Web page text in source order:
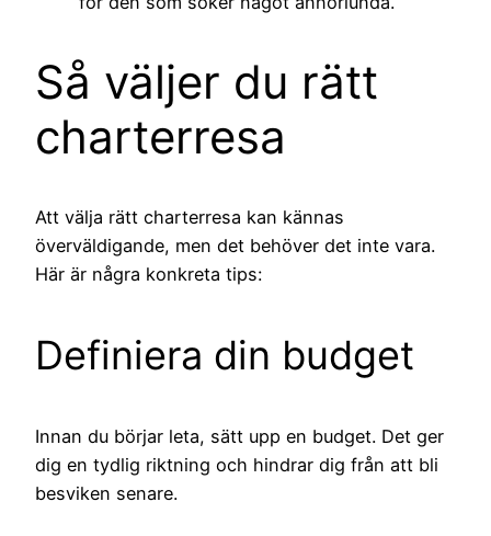
Så väljer du rätt
charterresa
Att välja rätt charterresa kan kännas
överväldigande, men det behöver det inte vara.
Här är några konkreta tips:
Definiera din budget
Innan du börjar leta, sätt upp en budget. Det ger
dig en tydlig riktning och hindrar dig från att bli
besviken senare.